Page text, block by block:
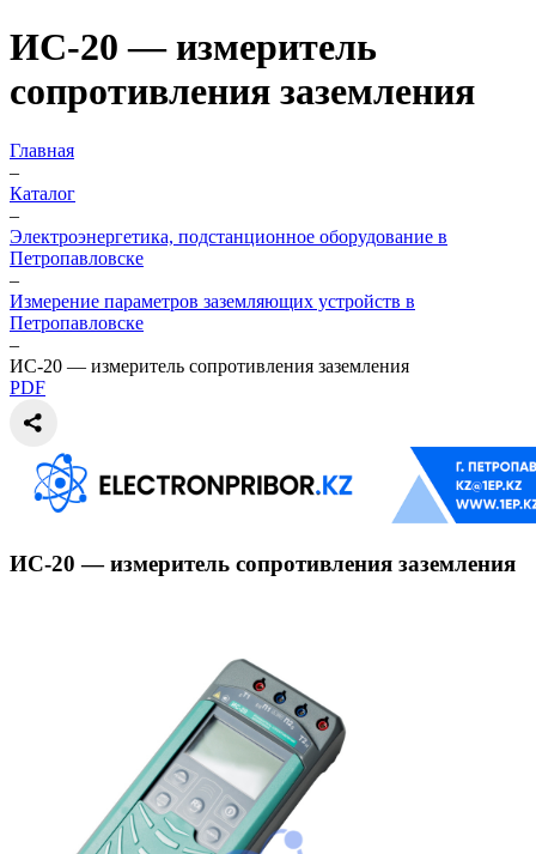
ИС-20 — измеритель
сопротивления заземления
Главная
–
Каталог
–
Электроэнергетика, подстанционное оборудование в
Петропавловске
–
Измерение параметров заземляющих устройств в
Петропавловске
–
ИС-20 — измеритель сопротивления заземления
PDF
ИС-20 — измеритель сопротивления заземления